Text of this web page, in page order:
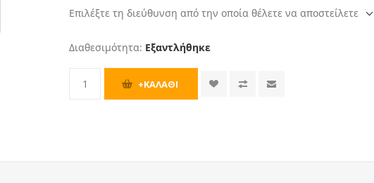
Επιλέξτε τη διεύθυνση από την οποία θέλετε να αποστείλετε
Διαθεσιμότητα: Εξαντλήθηκε